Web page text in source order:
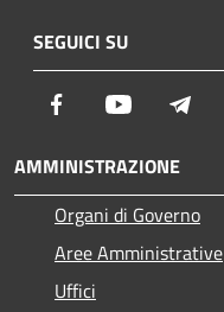
SEGUICI SU
Facebook Youtube
AMMINISTRAZIONE
Organi di Governo
Aree Amministrative
Uffici